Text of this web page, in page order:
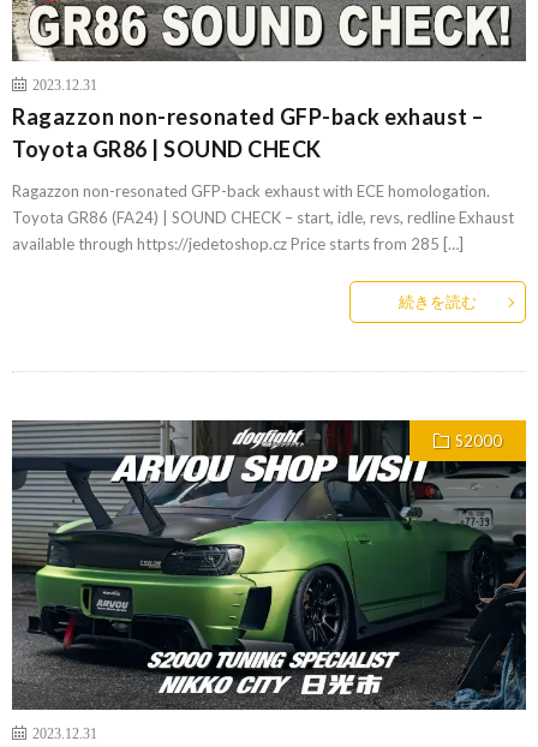
2023.12.31
Ragazzon non-resonated GFP-back exhaust –
Toyota GR86 | SOUND CHECK
Ragazzon non-resonated GFP-back exhaust with ECE homologation.
Toyota GR86 (FA24) | SOUND CHECK – start, idle, revs, redline Exhaust
available through https://jedetoshop.cz Price starts from 285 […]
続きを読む
S2000
2023.12.31